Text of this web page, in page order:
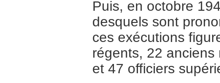
Puis, en octobre
desquels sont
ces exécutions
régents, 22
et 47 officiers